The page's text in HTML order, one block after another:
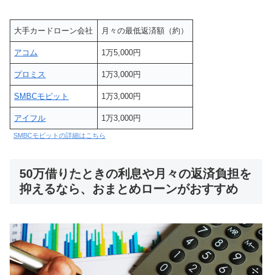
大手カードローン会社 月々の最低返済額（約）
アコム 1万5,000円
プロミス 1万3,000円
SMBCモビット 1万3,000円
アイフル 1万3,000円
SMBCモビットの詳細はこちら
50万借りたときの利息や月々の返済負担を
抑えるなら、おまとめローンがおすすめ